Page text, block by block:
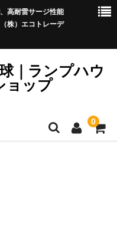
高耐雷サージ性能
株）エコトレーデ
｜ランプハウ
ョップ
0
ミュニティ＞